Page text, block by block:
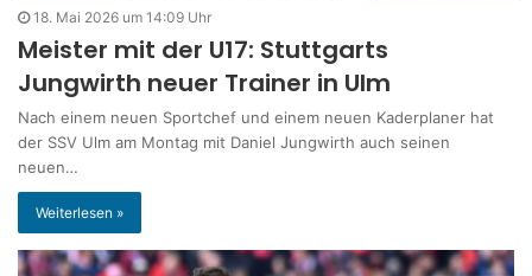
18. Mai 2026 um 14:09 Uhr
Meister mit der U17: Stuttgarts
Jungwirth neuer Trainer in Ulm
Nach einem neuen Sportchef und einem neuen Kaderplaner hat
der SSV Ulm am Montag mit Daniel Jungwirth auch seinen
neuen…
Weiterlesen »